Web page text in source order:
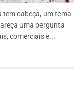
cabeça, um tema
uma pergunta
comerciais e...